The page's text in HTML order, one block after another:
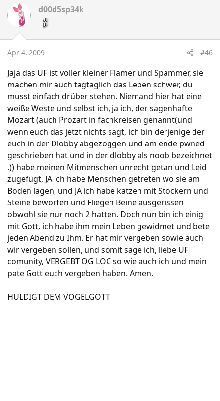
d00d5sp34k
Apr 4, 2009 #46
Jaja das UF ist voller kleiner Flamer und Spammer, sie
machen mir auch tagtäglich das Leben schwer, du
musst einfach drüber stehen. Niemand hier hat eine
weiße Weste und selbst ich, ja ich, der sagenhafte
Mozart (auch Prozart in fachkreisen genannt(und
wenn euch das jetzt nichts sagt, ich bin derjenige der
euch in der Dlobby abgezoggen und am ende pwned
geschrieben hat und in der dlobby als noob bezeichnet
.)) habe meinen Mitmenschen unrecht getan und Leid
zugefügt, JA ich habe Menschen getreten wo sie am
Boden lagen, und JA ich habe katzen mit Stöckern und
Steine beworfen und Fliegen Beine ausgerissen
obwohl sie nur noch 2 hatten. Doch nun bin ich einig
mit Gott, ich habe ihm mein Leben gewidmet und bete
jeden Abend zu Ihm. Er hat mir vergeben sowie auch
wir vergeben sollen, und somit sage ich, liebe UF
comunity, VERGEBT OG LOC so wie auch ich und mein
pate Gott euch vergeben haben. Amen.
HULDIGT DEM VOGELGOTT